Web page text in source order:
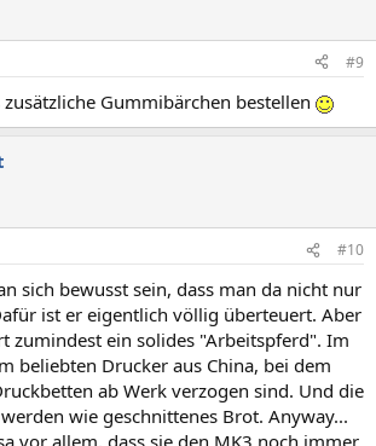
#9
Gummibärchen bestellen
#10
sich bewusst sein, dass man da nicht nur
ist er eigentlich völlig überteuert. Aber
zumindest ein solides "Arbeitspferd". Im
beliebten Drucker aus China, bei dem
ab Werk verzogen sind. Und die
wie geschnittenes Brot. Anyway...
vor allem, dass sie den MK3 noch immer